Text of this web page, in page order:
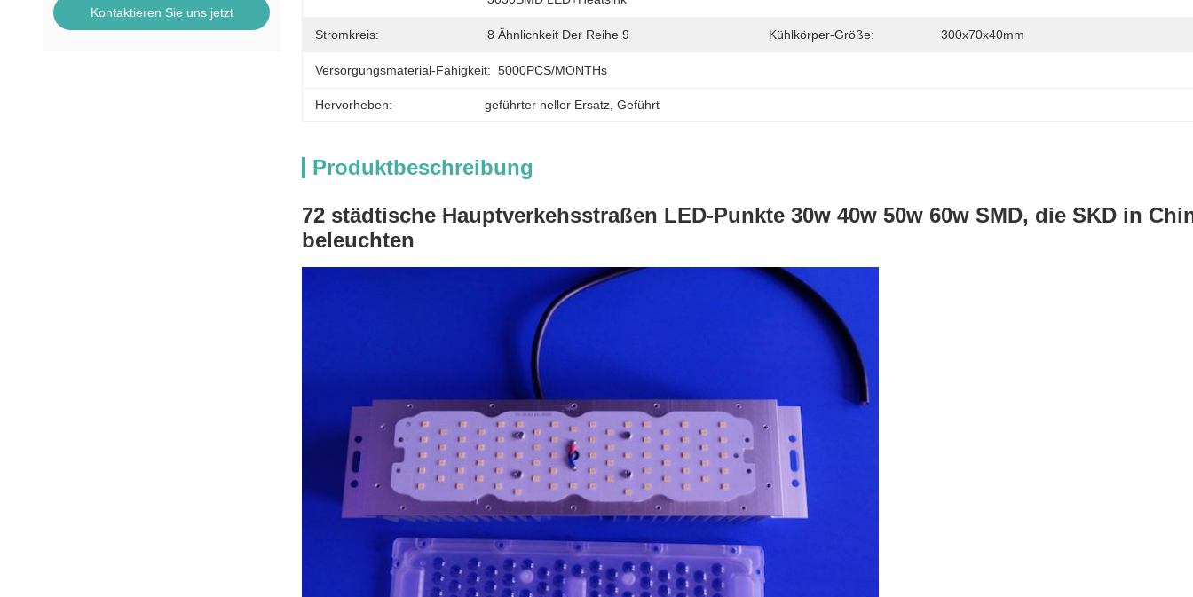
Kontaktieren Sie uns jetzt
Stromkreis: 8 Ähnlichkeit Der Reihe 9 Kühlkörper-Größe: 300x70x40mm
Versorgungsmaterial-Fähigkeit: 5000PCS/MONTHs
Hervorheben: geführter heller Ersatz , Geführt
Produktbeschreibung
72 städtische Hauptverkehsstraßen LED-Punkte 30w 40w 50w 60w SMD, die SKD in
beleuchten